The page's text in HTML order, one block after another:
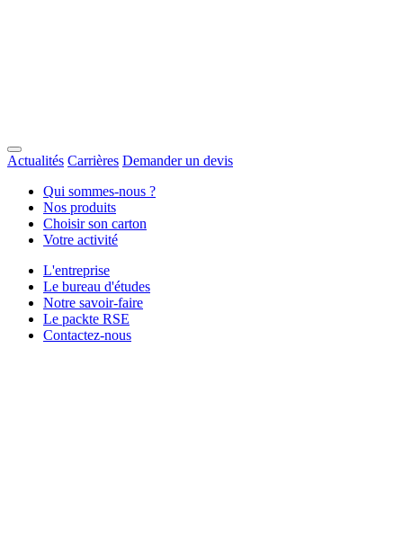
Actualités Carrières Demander un devis
Qui sommes-nous ?
Nos produits
Choisir son carton
Votre activité
L'entreprise
Le bureau d'études
Notre savoir-faire
Le packte RSE
Contactez-nous